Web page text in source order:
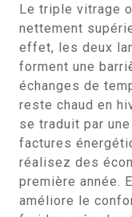
Le triple vitrage
nettement
effet, les deux
forment une
échanges de
reste chaud en
se traduit par
factures
réalisez des
première année.
améliore le